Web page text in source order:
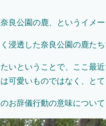
良公園の鹿、というイメ
浸透した奈良公園の鹿た
いということで、ここ最
可愛いものではなく、と
お辞儀行動の意味について